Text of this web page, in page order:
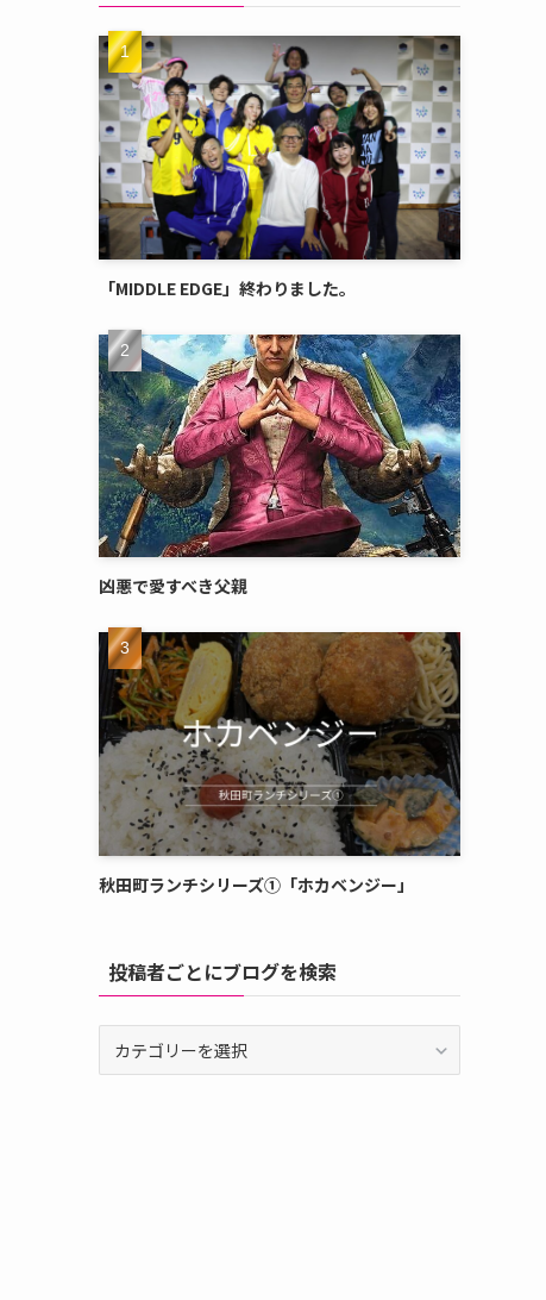
「MIDDLE EDGE」終わりました。
凶悪で愛すべき父親
秋田町ランチシリーズ①「ホカベンジー」
投稿者ごとにブログを検索